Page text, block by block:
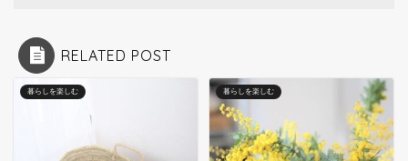
RELATED POST
暮らしを楽しむ 暮らしを楽しむ